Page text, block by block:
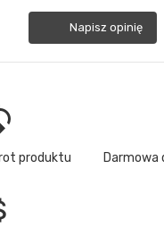
Napisz opinię
produktu Darmowa